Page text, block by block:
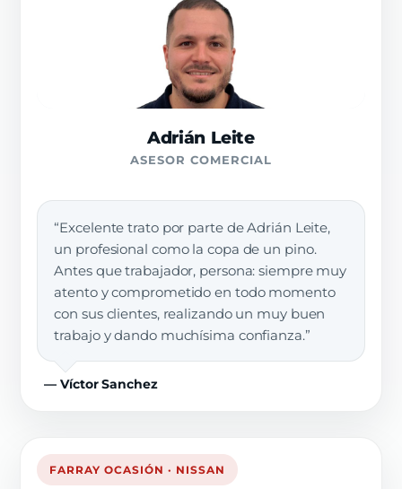
Adrián Leite
ASESOR COMERCIAL
“Excelente trato por parte de Adrián Leite,
un profesional como la copa de un pino.
Antes que trabajador, persona: siempre muy
atento y comprometido en todo momento
con sus clientes, realizando un muy buen
trabajo y dando muchísima confianza.”
— Víctor Sanchez
FARRAY OCASIÓN · NISSAN